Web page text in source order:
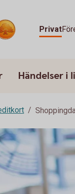
Privat
Händelser i